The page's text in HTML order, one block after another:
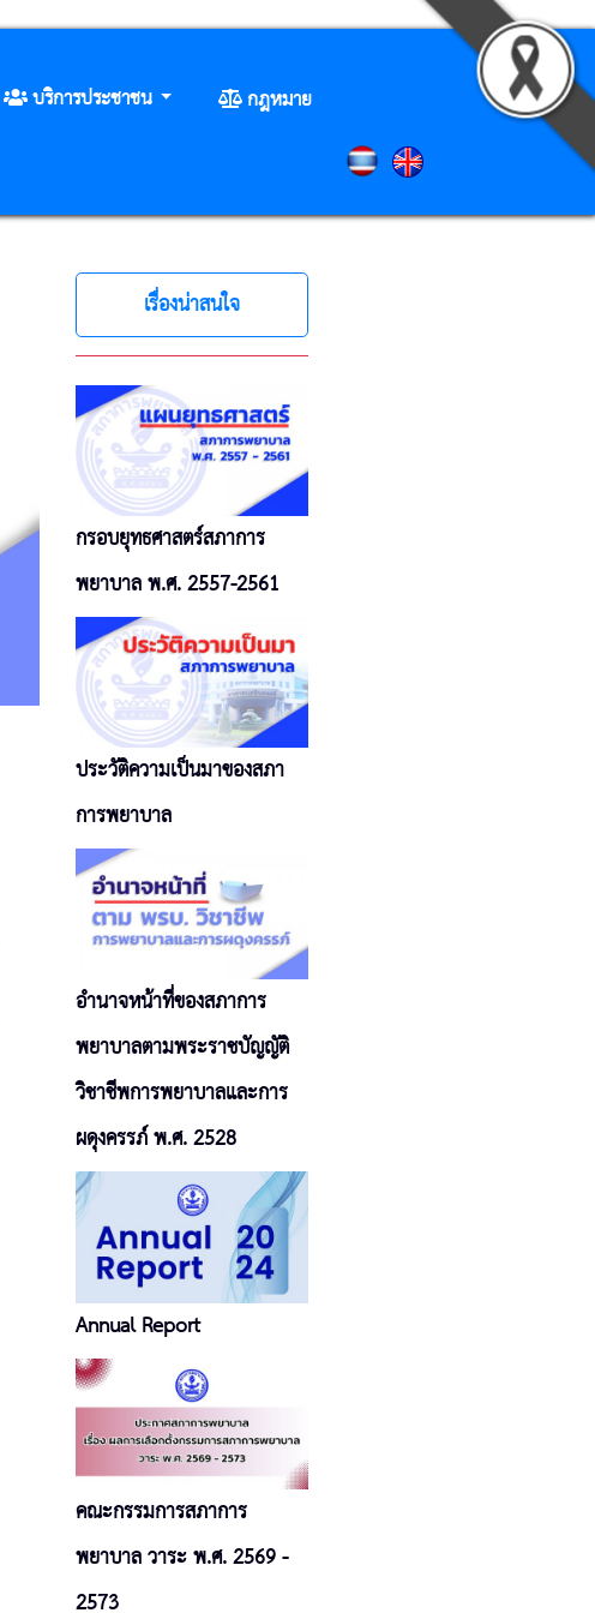
บริการประชาชน
กฎหมาย
เรื่องน่าสนใจ
กรอบยุทธศาสตร์สภาการ
พยาบาล พ.ศ. 2557-2561
ประวัติความเป็นมาของสภา
การพยาบาล
อำนาจหน้าที่ของสภาการ
พยาบาลตามพระราชบัญญัติ
วิชาชีพการพยาบาลและการ
ผดุงครรภ์ พ.ศ. 2528
Annual Report
คณะกรรมการสภาการ
พยาบาล วาระ พ.ศ. 2569 -
2573